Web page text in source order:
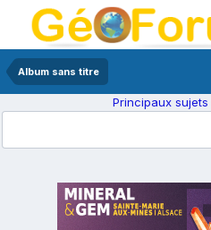
Album sans titre
Principaux